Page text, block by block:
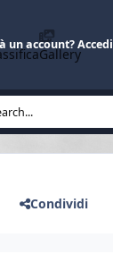
Gallery
un account? Accedi
Condividi